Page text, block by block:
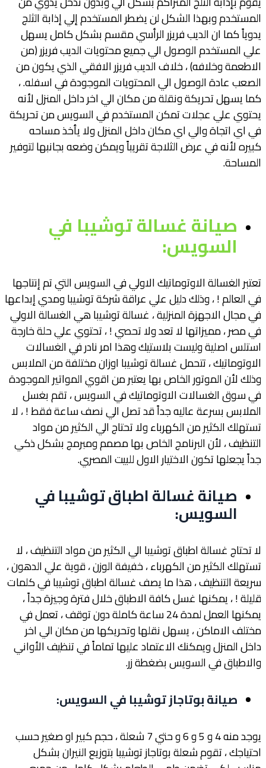
المستخدم وبهذا الشكل لن يضطر المستخدم إلي إذابة الثلج
يدوياً كما ان الديب فريزر الرأسي مقسم بشكل كامل يسهل
علي المستخدم الوصول الي جميع محتويات الديب فريزر (من
الاطعمة وخلافه) ، خلاف الديب فريزر الافقي الذي يكون من
الصعب عادة الوصول الي المحتويات الموجودة في اسفله. ،
كما يسهل تحريكة ونقلة من مكان الي اخر داخل المنزل لأنه
يحتوي علي عجلات تمكن المستخدم في السويس من تحريكة
في اي اتجاة والي اي مكان داخل المنزل ولا يأخذ مساحه
كبيره لأنه في عرض الثلاجة تقريباً ويمكن وضعه بجانبها لتوفير
المساحة.
صيانة غسالة توشيبا في
السويس:
تعتبر الغسالة الاوتوماتيك الاولي في السويس التي تم إنتاجها
في العالم ! ، وذلك دليل علي عراقة شركة توشيبا ومدي إبداعها
في مجال الاجهزة المنزلية ، غسالة توشيبا هي الغسالة الاولي
في مصر ، مميزاتها لا تعد ولا تحصي ! ، تحتوي علي حلة خارجة
استلس اصلية وليست بلاستيك وهذا امر نادر في الغسالات
الاوتوماتيك ، تتحمل غسالة توشيبا اوزان مختلفة من الملابس
وذلك لأن الموتور الخاص بها يعتبر من اقوي المواتير الموجودة
في سوق الغسالات الاوتوماتيك في السويس ، تقم بغسل
الملابس بسرعة عاليه جداً قد تصل الي نصف ساعة فقط ! ، لا
تستهلك الكثير من الكهرباء ولا تحتاج الي الكثير من مواد
التنظيف ، لأن البرنامج الخاص بها مصمم ومبرمج بشكل ذكي
جداً يجعلها تكون الاختيار الاول للبيت المصري.
صيانة غسالة اطباق توشيبا في
السويس:
لا تحتاج غسالة اطباق توشيبا الي الكثير من مواد التنظيف ، لا
تستهلك الكثير من الكهرباء ، خفيفة الوزن ، قوية علي الدهون ،
سريعة التنظيف ، هذا ما يصف غسالة اطباق توشيبا في كلمات
قليلة ! ، يمكنها غسل كافة الاطباق خلال فترة وجيزة جداً ،
يمكنها العمل لمدة 24 ساعة كاملة دون توقف ، تعمل في
مختلف الاماكن ، يسهل نقلها وتحريكها من مكان الي اخر
داخل المنزل ويمكنك الاعتماد عليها تماماً في تنظيف الأواني
والاطباق في السويس بضغطة زر.
صيانة بوتاجاز توشيبا في السويس:
يوجد منه 4 و 5 و 6 و حتي 7 شعلة ، حجم كبير او صغير حسب
احتياجك ، تقوم شعلة بوتاجاز توشيبا بتوزيع النيران بشكل